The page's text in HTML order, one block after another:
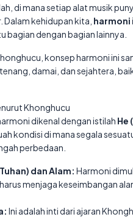
di mana setiap alat musik
kehidupan kita, harmoni
bagian dengan bagian lainnya.
konsep harmoni ini
damai, dan sejahtera,
Khonghucu
dikenal dengan istilah He
kondisi di mana segala
perbedaan.
dan Alam: Harmoni
menjaga keseimbangan
Ini adalah inti dari ajaran